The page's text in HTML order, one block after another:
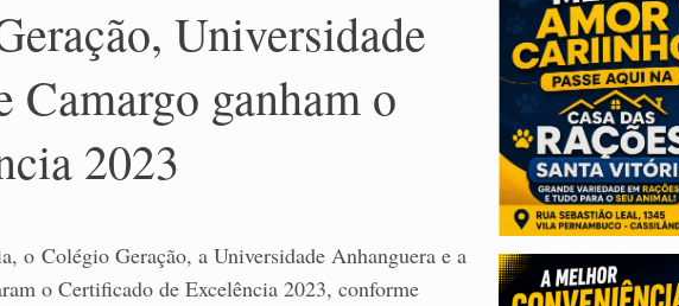
Universidade
Camargo ganham o
2023
o Colégio Geração, a Universidade Anhanguera e a
o Certificado de Excelência 2023, conforme